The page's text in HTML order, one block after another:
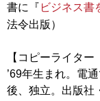
書に『 ビジネス書
法令出版）
【コピーライタ
’69年生まれ。電
後、独立。出版社